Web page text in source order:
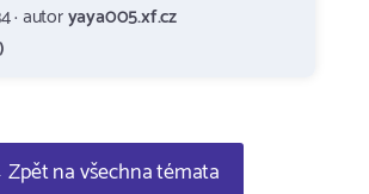
· autoryaya005.xf.cz
na všechna témata